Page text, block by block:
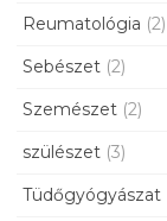
Reumatológia (2)
Sebészet (2)
Szemészet (2)
szülészet (3)
Tüdőgyógyászat